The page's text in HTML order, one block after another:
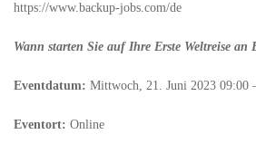
https://www.backup-jobs.com/de
Wann starten Sie auf Ihre Erste Weltreise an
Eventdatum: Mittwoch, 21. Juni 2023 09:00
Eventort: Online